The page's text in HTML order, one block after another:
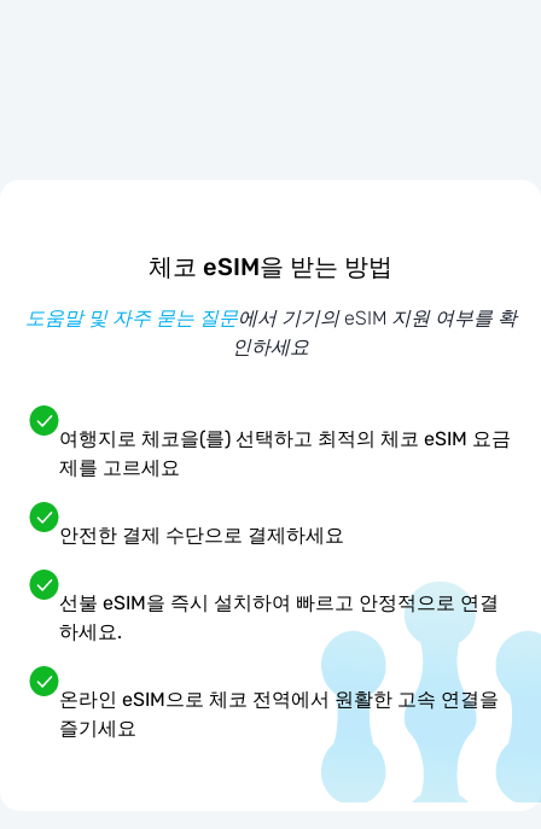
체코 eSIM을 받는 방법
도움말 및 자주 묻는 질문에서 기기의 eSIM 지원 여부를 확
인하세요
여행지로 체코을(를) 선택하고 최적의 체코 eSIM 요금
제를 고르세요
안전한 결제 수단으로 결제하세요
선불 eSIM을 즉시 설치하여 빠르고 안정적으로 연결
하세요.
온라인 eSIM으로 체코 전역에서 원활한 고속 연결을
즐기세요